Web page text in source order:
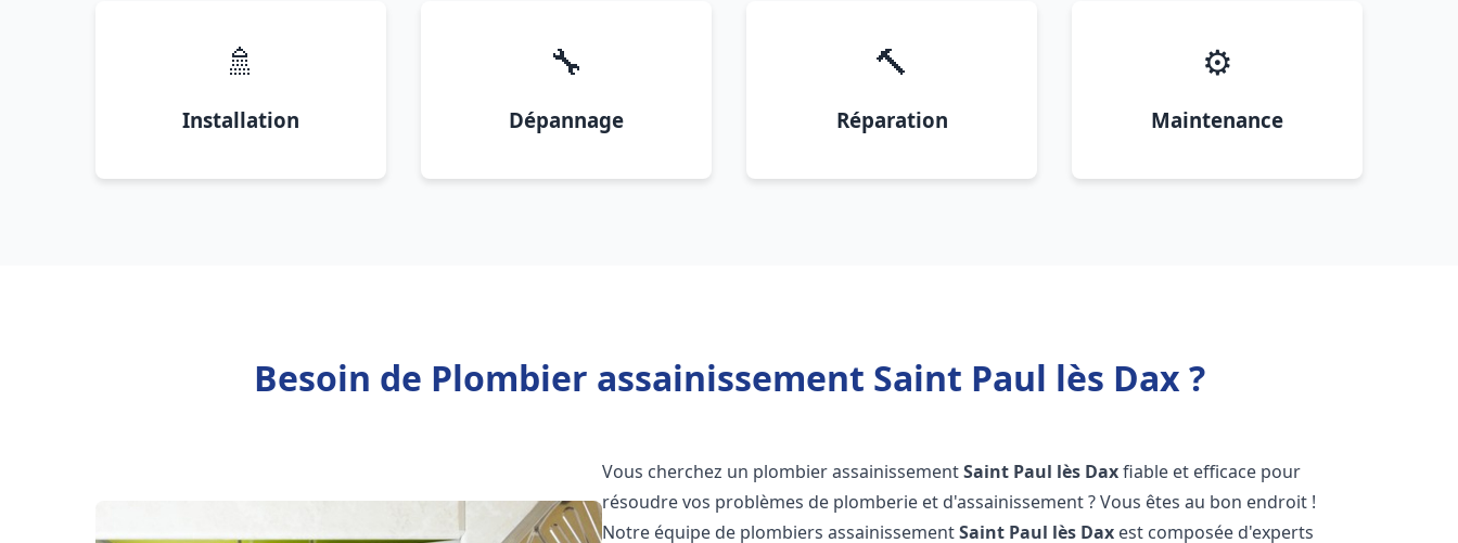
🚿
Installation
🔧
Dépannage
🔨
Réparation
⚙️
Maintenance
Besoin de Plombier assainissement Saint Paul lès Dax ?
Vous cherchez un plombier assainissementSaint Paul lès Daxfiable et efficace pour
résoudre vos problèmes de plomberie et d'assainissement ? Vous êtes au bon endroit !
Notre équipe de plombiers assainissementSaint Paul lès Dax est composée d'experts